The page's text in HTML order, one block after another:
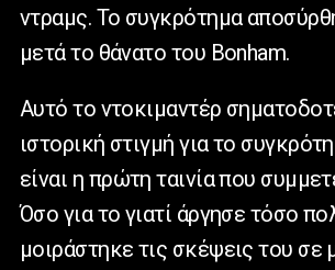
ντραμς. Το συγκρότημα
μετά το θάνατο του Bonham.
Αυτό το ντοκιμαντέρ
ιστορική στιγμή για το
είναι η πρώτη ταινία που
Όσο για το γιατί άργησε τόσο
μοιράστηκε τις σκέψεις του σε